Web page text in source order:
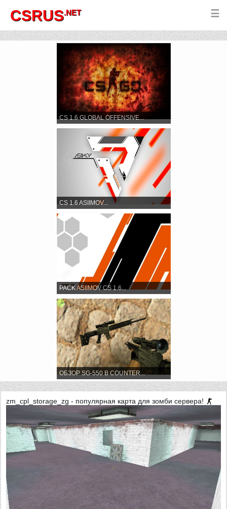
CSRUS.NET ☰
CS 1.6 GLOBAL OFFENSIVE...
CS 1.6 ASIIMOV...
PACK ASIIMOV CS 1.6...
ОБЗОР SG-550 В COUNTER...
zm_cpl_storage_zg - популярная карта для зомби сервера!